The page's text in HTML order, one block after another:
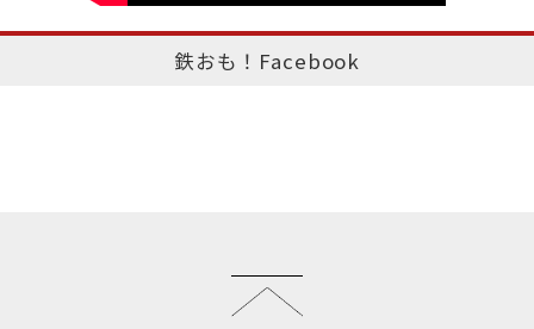
鉄おも！Facebook